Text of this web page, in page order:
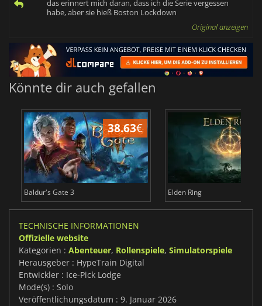
das erinnert mich daran, dass ich die Serie vergessen
habe, aber sie hieß Boston Lockdown
Original anzeigen
Könnte dir auch gefallen
38.63€
Baldur's Gate 3 Elden Ring
TECHNISCHE INFORMATIONEN
Offizielle website
Kategorien : Abenteuer, Rollenspiele, Simulatorspiele
Herausgeber : HypeTrain Digital
Entwickler : Ice-Pick Lodge
Mode(s) : Solo
Veröffentlichungsdatum : 9. Januar 2026